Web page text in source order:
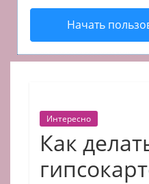
Начать
Интересно
Как